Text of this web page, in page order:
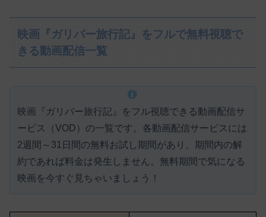
映画『ガリバー旅行記』をフルで無料視聴で
きる動画配信一覧
映画『ガリバー旅行記』をフル視聴できる動画配信サ
ービス（VOD）の一覧です。各動画配信サービスには
2週間～31日間の無料お試し期間があり、期間内の解
約であれば料金は発生しません。 無料期間で気になる
映画を今すぐ見ちゃいましょう！